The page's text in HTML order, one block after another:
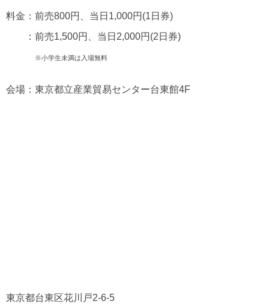
料金：前売800円、当日1,000円(1日券)
：前売1,500円、当日2,000円(2日券)
※小学生未満は入場無料
会場：東京都立産業貿易センター台東館4F
東京都台東区花川戸2-6-5